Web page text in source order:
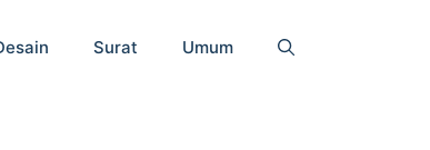
Surat Umum